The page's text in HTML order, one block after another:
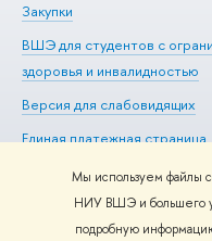
Мы используем файлы
НИУ ВШЭ и большего
подробную
Закупки
ВШЭ для студентов с
здоровья и инвалидностью
Версия для слабовидящих
Единая платежная страница